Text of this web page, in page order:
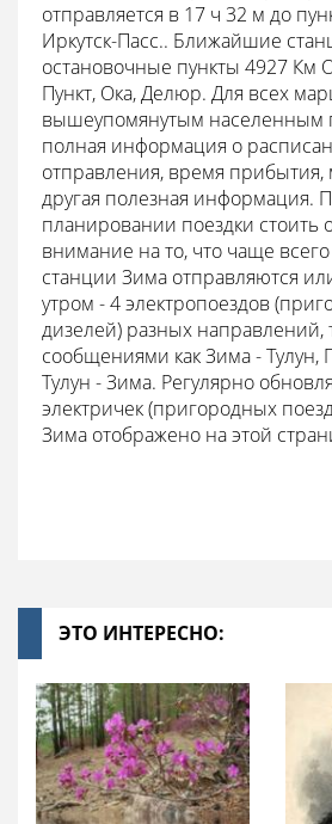
отправляется в 17 ч 32 м до
Иркутск-Пасс.. Ближайшие
остановочные пункты 4927 Км
Пункт, Ока, Делюр. Для всех
вышеупомянутым населенным
полная информация о
отправления, время
другая полезная информация.
планировании поездки стоить
внимание на то, что чаще
станции Зима отправляются
утром - 4 электропоездов
дизелей) разных направлений,
сообщениями как Зима - Тулун,
Тулун - Зима. Регулярно
электричек (пригородных
Зима отображено на этой
ЭТО ИНТЕРЕСНО: